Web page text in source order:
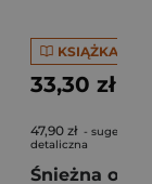
KSIĄŻKA
33,30 zł
47,90 zł -
detaliczna